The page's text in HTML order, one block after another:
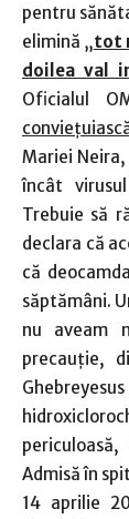
pentru
elimină „tot
doilea val
Oficialul
Mariei
încât
Trebuie să
declara că
că
săptămâni.
nu aveam
precauţie,
Admisă în
14 aprilie